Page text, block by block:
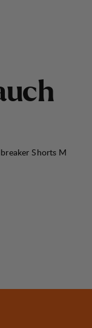
uch
Shorts M